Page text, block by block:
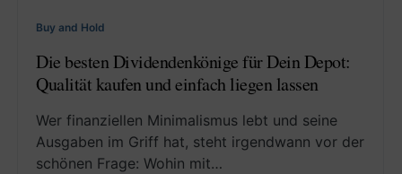
Buy and Hold
Die besten Dividendenkönige für Dein Depot:
Qualität kaufen und einfach liegen lassen
Wer finanziellen Minimalismus lebt und seine
Ausgaben im Griff hat, steht irgendwann vor der
schönen Frage: Wohin mit…